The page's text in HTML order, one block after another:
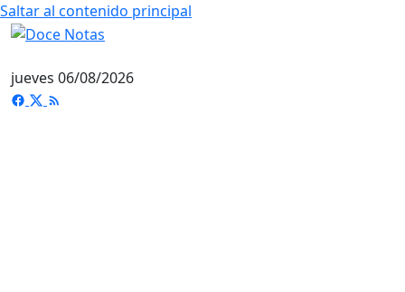
Saltar al contenido principal
jueves 06/08/2026